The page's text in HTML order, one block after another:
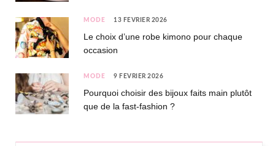
MODE 13 FÉVRIER 2026
Le choix d’une robe kimono pour chaque
occasion
MODE 9 FÉVRIER 2026
Pourquoi choisir des bijoux faits main plutôt
que de la fast-fashion ?